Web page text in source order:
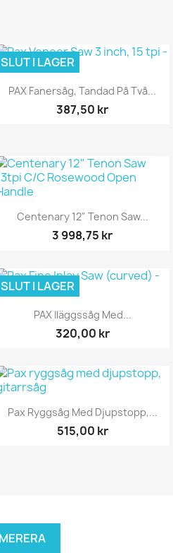
Snabbvy
PAX Fanersåg, Tandad På Två...
387,50 kr
SLUT I LAGER
Snabbvy
Centenary 12" Tenon Saw...
3 998,75 kr
Snabbvy
PAX Iläggssåg Med...
320,00 kr
SLUT I LAGER
Snabbvy
Pax Ryggsåg Med Djupstopp,...
515,00 kr